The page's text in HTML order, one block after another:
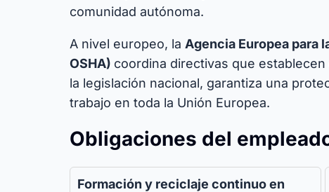
comunidad autónoma.
A nivel europeo, la Agencia Europea para
OSHA) coordina directivas que
la legislación nacional, garantiza una
trabajo en toda la Unión Europea.
Obligaciones del
Formación y reciclaje continuo en